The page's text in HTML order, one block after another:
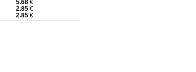
5.68 €
2.85 €
2.85 €